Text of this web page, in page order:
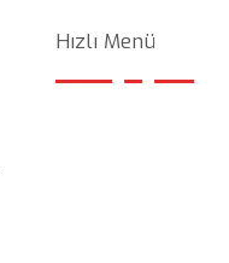
Hızlı Menü